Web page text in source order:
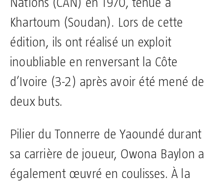
Nations (CAN) en 1970, tenue à
Khartoum (Soudan). Lors de cette
édition, ils ont réalisé un exploit
inoubliable en renversant la Côte
d’Ivoire (3-2) après avoir été mené de
deux buts.
Pilier du Tonnerre de Yaoundé durant
sa carrière de joueur, Owona Baylon a
également œuvré en coulisses. À la